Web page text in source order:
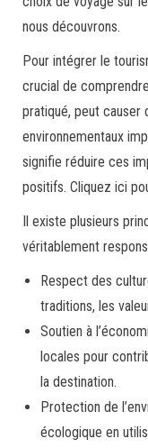
nous découvrons.
Pour intégrer le
crucial de
pratiqué, peut causer
environnementaux
signifie réduire ces
positifs. Cliquez ici
Il existe plusieurs
véritablement
Respect des
traditions, les
Soutien à
locales pour
la destination.
Protection de
écologique en